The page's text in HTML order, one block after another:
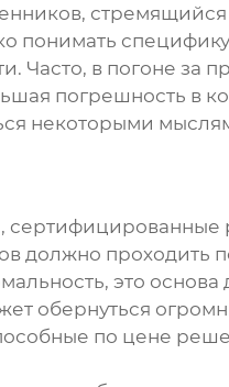
,
понимать
Часто, в погоне за
погрешность в
некоторыми
должно проходить
это
обернуться
по цене